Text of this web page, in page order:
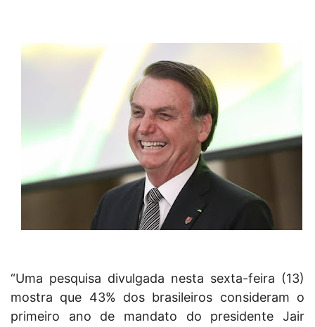
“Uma pesquisa divulgada nesta sexta-feira (13)
mostra que 43% dos brasileiros consideram o
primeiro ano de mandato do presidente Jair